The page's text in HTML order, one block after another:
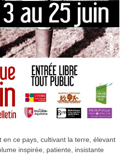
en ce pays, cultivant la terre, élevant
inspirée, patiente, insistante